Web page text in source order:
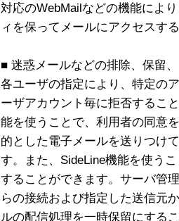
対応のWebMailなどの機能によ
ィを保ってメールにアクセスす
■ 迷惑メールなどの排除、保留
各ユーザの指定により、特定の
ーザアカウント毎に拒否するこ
能を使うことで、利用者の同意
的とした電子メールを送りつけ
す。また、SideLine機能を使う
することができます。サーバ管
らの接続および指定した送信元
ルの配信処理を一時保留にする